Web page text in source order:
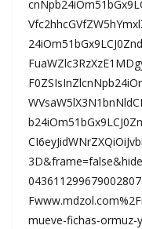
mueve-fichas-ormuz-